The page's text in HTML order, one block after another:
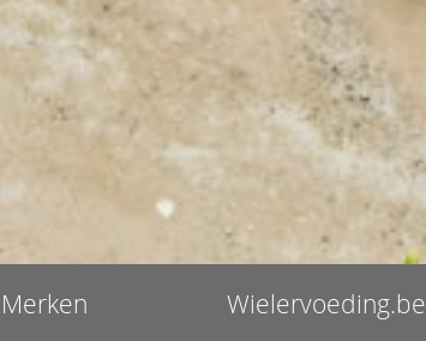
Merken Wielervoeding.be